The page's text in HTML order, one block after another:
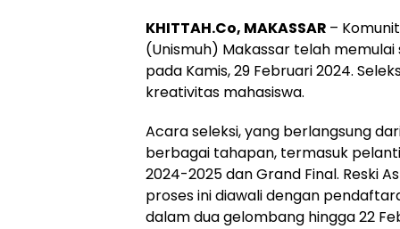
KHITTAH.Co, MAKASSAR –
(Unismuh) Makassar telah
pada Kamis, 29 Februari 2024.
kreativitas mahasiswa.
Acara seleksi, yang berlangsung
berbagai tahapan, termasuk
2024-2025 dan Grand Final. Reski
proses ini diawali dengan
dalam dua gelombang hingga 22